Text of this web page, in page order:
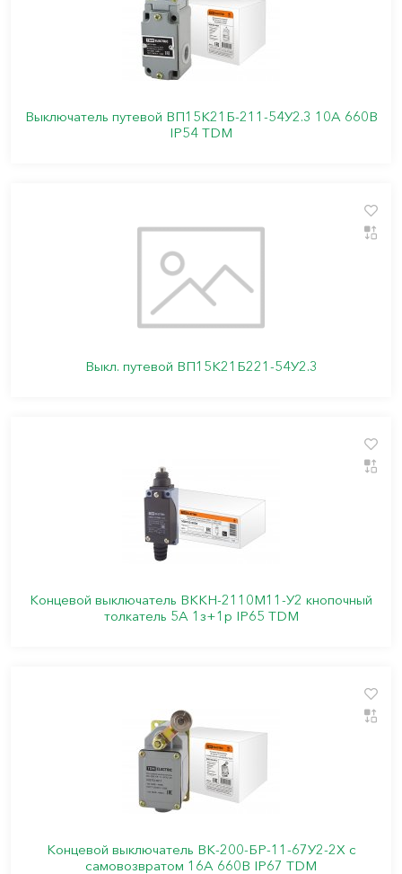
Выключатель путевой ВП15K21Б-211-54У2.3 10А 660В
IP54 TDM
Выкл. путевой ВП15К21Б221-54У2.3
Концевой выключатель ВККН-2110М11-У2 кнопочный
толкатель 5А 1з+1р IP65 TDM
Концевой выключатель ВК-200-БР-11-67У2-2X с
самовозвратом 16А 660В IP67 TDM